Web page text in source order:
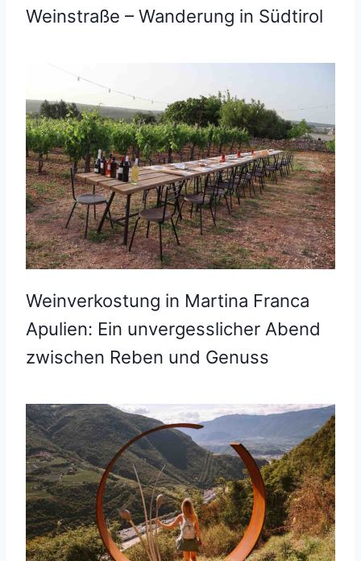
Weinstraße – Wanderung in Südtirol
Weinverkostung in Martina Franca
Apulien: Ein unvergesslicher Abend
zwischen Reben und Genuss